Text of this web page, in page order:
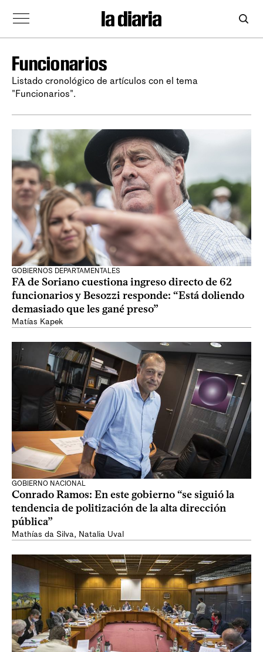
Funcionarios
Listado cronológico de artículos con el tema
"Funcionarios".
GOBIERNOS DEPARTAMENTALES
FA de Soriano cuestiona ingreso directo de 62
funcionarios y Besozzi responde: “Está doliendo
demasiado que les gané preso”
Matías Kapek
GOBIERNO NACIONAL
Conrado Ramos: En este gobierno “se siguió la
tendencia de politización de la alta dirección
pública”
Mathías da Silva, Natalia Uval